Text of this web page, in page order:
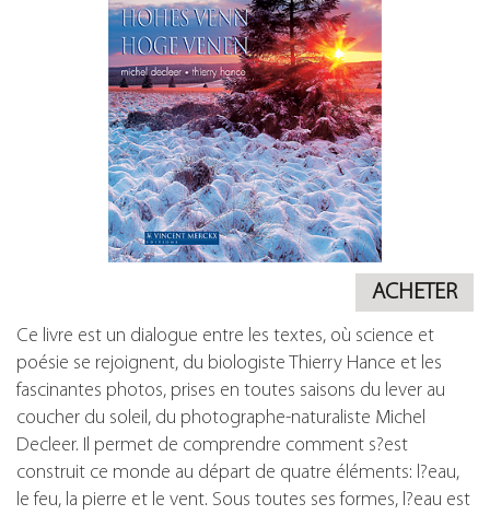
ACHETER
Ce livre est un dialogue entre les textes, où science et
poésie se rejoignent, du biologiste Thierry Hance et les
fascinantes photos, prises en toutes saisons du lever au
coucher du soleil, du photographe-naturaliste Michel
Decleer. Il permet de comprendre comment s?est
construit ce monde au départ de quatre éléments: l?eau,
le feu, la pierre et le vent. Sous toutes ses formes, l?eau est